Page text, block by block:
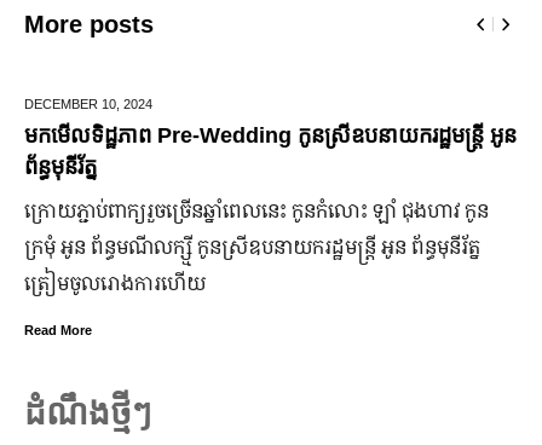
More posts
DECEMBER 10, 2024
មកមើលទិដ្ឋភាព Pre-Wedding កូនស្រីឧបនាយករដ្ឋមន្រ្តី អូន
ព័ន្ធមុនីរ័ត្ន
ក្រោយ​ភ្ជាប់​ពាក្យ​រួច​ច្រើន​ឆ្នាំ​ពេលនេះ កូនកំលោះ ឡាំ ជុងហាវ កូន
ក្រមុំ អូន ព័ន្ធមណីលក្ស្មី កូនស្រី​ឧបនាយករដ្ឋមន្ត្រី អូន ព័ន្ធមុនីរ័ត្ន
ត្រៀម​ចូល​រោងការ​ហើយ
Read More
ដំណឹងថ្មីៗ